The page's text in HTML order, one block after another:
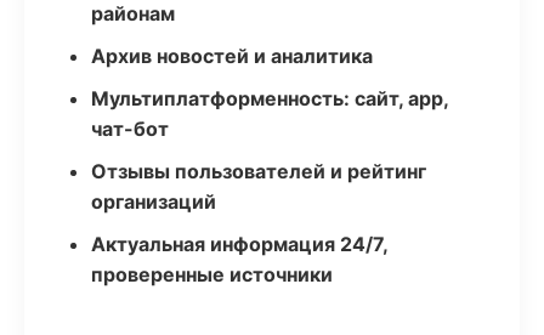
районам
Архив новостей и аналитика
Мультиплатформенность: сайт, app,
чат-бот
Отзывы пользователей и рейтинг
организаций
Актуальная информация 24/7,
проверенные источники